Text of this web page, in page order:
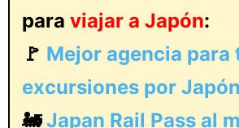
para viajar a Japón:
🚩 Mejor agencia para
excursiones por Japón
🚂Japan Rail Pass al